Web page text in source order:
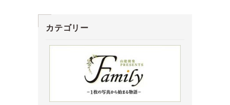
カテゴリー